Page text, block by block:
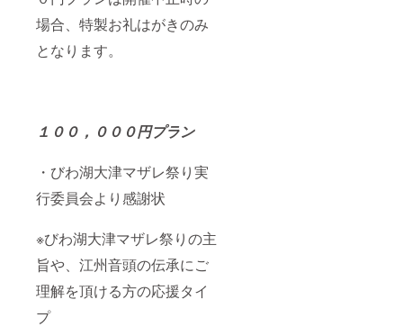
場合、特製お礼はがきのみ
となります。
１００，０００円プラン
・びわ湖大津マザレ祭り実
行委員会より感謝状
※びわ湖大津マザレ祭りの主
旨や、江州音頭の伝承にご
理解を頂ける方の応援タイ
プ